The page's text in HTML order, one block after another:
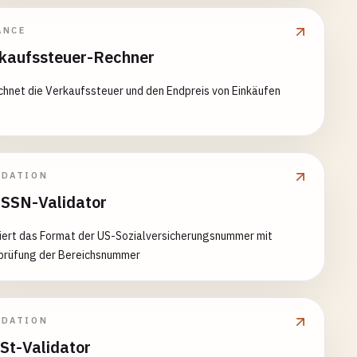
Rechner
die Verkaufssteuer und den Endpreis von Einkäufen
Validator
das Format der US-Sozialversicherungsnummer mit
der Bereichsnummer
Validator